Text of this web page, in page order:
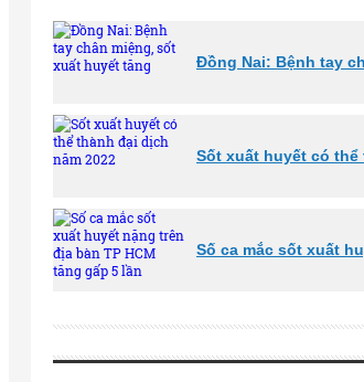
Đồng Nai: Bệnh tay
Sốt xuất huyết có thể
Số ca mắc sốt xuất